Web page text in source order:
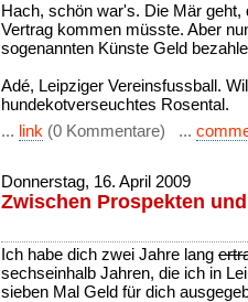
Hach, schön war's. Die Mär
Vertrag kommen müsste. Aber
sogenannten Künste Geld
Adé, Leipziger Vereinsfussball.
hundekotverseuchtes Rosental.
... link (0 Kommentare) ...
Donnerstag, 16. April 2009
Zwischen Prospekten
Ich habe dich zwei Jahre lang
sechseinhalb Jahren, die ich in
sieben Mal Geld für dich